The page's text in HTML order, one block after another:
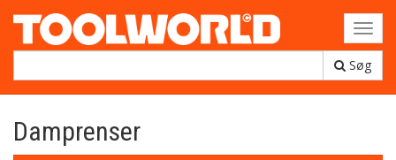
Søg
Damprenser